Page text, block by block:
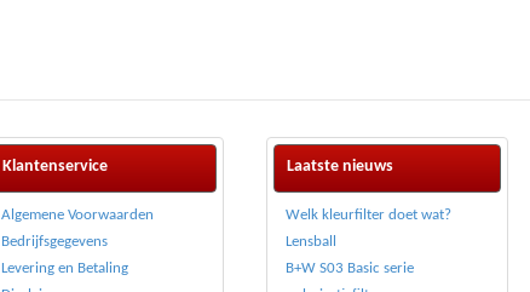
Klantenservice
Algemene Voorwaarden
Bedrijfsgegevens
Levering en Betaling
Laatste nieuws
Welk kleurfilter doet wat?
Lensball
B+W S03 Basic serie